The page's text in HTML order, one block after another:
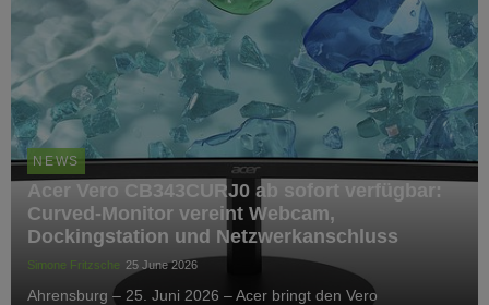
NEWS
Acer Vero CB343CURJ0 ab sofort verfügbar:
Curved-Monitor vereint Webcam,
Dockingstation und Netzwerkanschluss
Simone Fritzsche 25 June 2026
Ahrensburg – 25. Juni 2026 – Acer bringt den Vero